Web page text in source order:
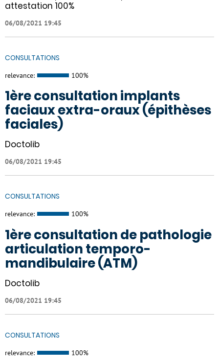
attestation 100%
06/08/2021 19:45
CONSULTATIONS
relevance: 100%
1ère consultation implants
faciaux extra-oraux (épithèses
faciales)
Doctolib
06/08/2021 19:45
CONSULTATIONS
relevance: 100%
1ère consultation de pathologie
articulation temporo-
mandibulaire (ATM)
Doctolib
06/08/2021 19:45
CONSULTATIONS
relevance: 100%